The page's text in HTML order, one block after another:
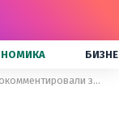
У Джамалы прокомментировали запрет крымскотатарского флага на Евровидении